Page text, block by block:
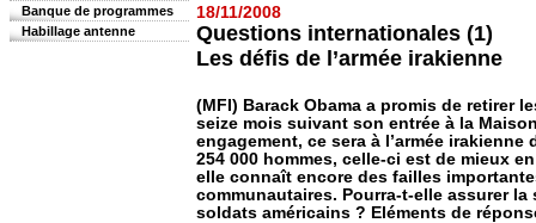
Banque de programmes
Habillage antenne
18/11/2008
Questions internationales (1)
Les défis de l’armée irakienne
(MFI) Barack Obama a promis de retirer
seize mois suivant son entrée à la
engagement, ce sera à l’armée
254 000 hommes, celle-ci est de mieux
elle connaît encore des failles
communautaires. Pourra-t-elle assurer
soldats américains ? Eléments de